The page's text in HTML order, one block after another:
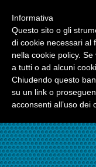
Informativa
Questo sito o gli
di cookie necessari al
nella cookie policy.
a tutti o ad alcuni
Chiudendo questo
su un link o
acconsenti all’uso dei